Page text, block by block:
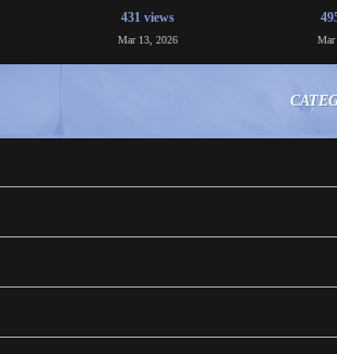
431 views
Mar 13, 2026